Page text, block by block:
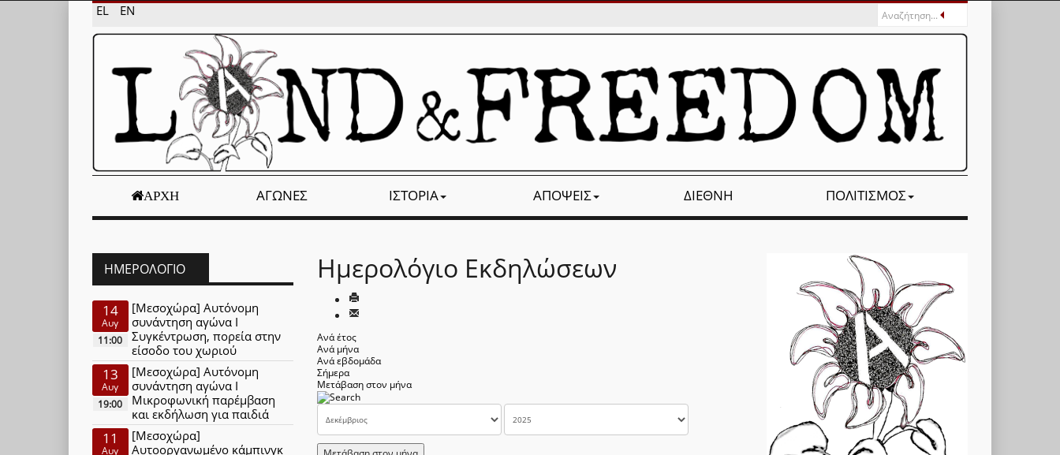
EL EN
ΑΡΧΉ ΑΓΏΝΕΣ ΙΣΤΟΡΊΑ ΑΠΌΨΕΙΣ ΔΙΕΘΝΉ ΠΟΛΙΤΙΣΜΌΣ
Ημερολόγιο Εκδηλώσεων
Ανά έτος
Ανά μήνα
Ανά εβδομάδα
Σήμερα
Μετάβαση στον μήνα
ΗΜΕΡΟΛΌΓΙΟ
14
Αυγ
11:00
[Μεσοχώρα] Αυτόνομη
συνάντηση αγώνα Ι
Συγκέντρωση, πορεία στην
είσοδο του χωριού
13
Αυγ
19:00
[Μεσοχώρα] Αυτόνομη
συνάντηση αγώνα Ι
Μικροφωνική παρέμβαση
και εκδήλωση για παιδιά
11
Αυγ
[Μεσοχώρα]
Αυτοοργανωμένο κάμπινγκ